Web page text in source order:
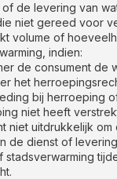
de levering van
niet gereed voor
volume of
indien:
de consument de
het
bij herroeping
niet heeft
niet uitdrukkelijk
de dienst of
stadsverwarming